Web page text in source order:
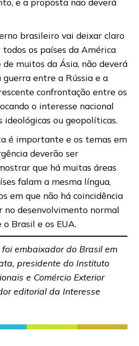
brasileiro vai deixar claro
os países da América
muitos da Ásia, não deverá
entre a Rússia e a
confrontação entre os
o interesse nacional
ideológicas ou geopolíticas.
é importante e os temas em
deverão ser
que há muitas áreas
falam a mesma língua,
em que não há coincidência
no desenvolvimento normal
Brasil e os EUA.
embaixador do Brasil em
presidente do Instituto
e Comércio Exterior
editorial da Interesse